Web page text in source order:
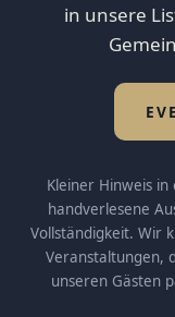
in unsere
Kleiner Hinweis in
handverlesene
Vollständigkeit. Wir
Veranstaltungen,
unseren Gästen